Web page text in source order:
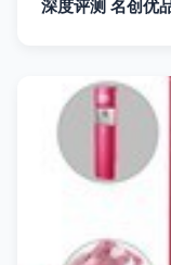
深度评测 名创优